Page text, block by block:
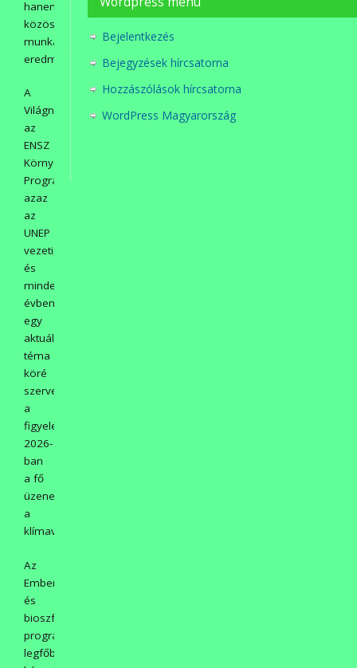
hanem
közös
munka
eredménye.
A
Világnapot
az
ENSZ
Környezetvédelmi
Programja,
azaz
az
UNEP
vezeti,
és
minden
évben
egy
aktuális
téma
köré
szervezi
a
figyelemfelhívást.
2026-
ban
a fő
üzenet
a
klímavédelem.
Az
Ember
és
bioszféra
program
legfőbb
Bejelentkezés
Bejegyzések hírcsatorna
Hozzászólások hírcsatorna
WordPress Magyarország